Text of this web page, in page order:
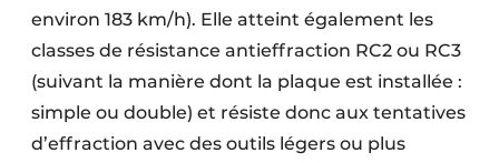
environ 183 km/h). Elle atteint également les
classes de résistance antieffraction RC2 ou RC3
(suivant la manière dont la plaque est installée :
simple ou double) et résiste donc aux tentatives
d’effraction avec des outils légers ou plus